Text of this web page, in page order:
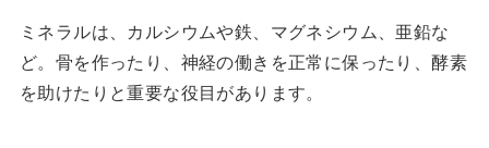
ミネラルは、カルシウムや鉄、マグネシウム、亜鉛な
ど。骨を作ったり、神経の働きを正常に保ったり、酵素
を助けたりと重要な役目があります。